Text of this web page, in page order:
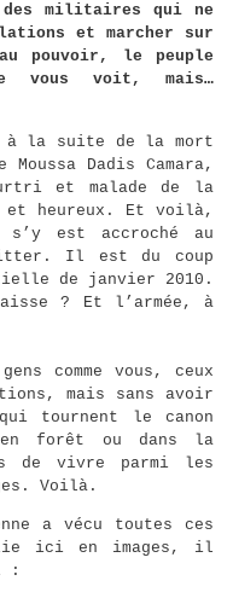
des militaires qui ne
et marcher sur
pouvoir, le peuple
vous voit, mais…
à la suite de la mort
Dadis Camara,
et malade de la
et heureux. Et voilà,
est accroché au
Il est du coup
de janvier 2010.
? Et l’armée, à
comme vous, ceux
mais sans avoir
tournent le canon
forêt ou dans la
de vivre parmi les
Voilà.
a vécu toutes ces
ici en images, il
: